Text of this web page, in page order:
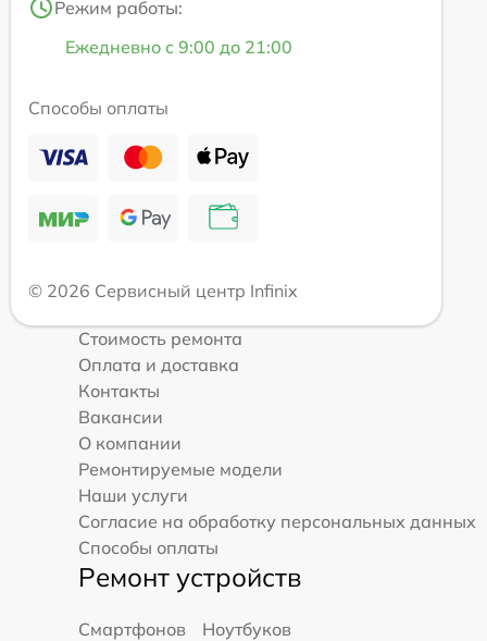
Режим работы:
Ежедневно с 9:00 до 21:00
Способы оплаты
© 2026 Сервисный центр Infinix
Стоимость ремонта
Оплата и доставка
Контакты
Вакансии
О компании
Ремонтируемые модели
Наши услуги
Согласие на обработку персональных данных
Способы оплаты
Ремонт устройств
Смартфонов
Ноутбуков